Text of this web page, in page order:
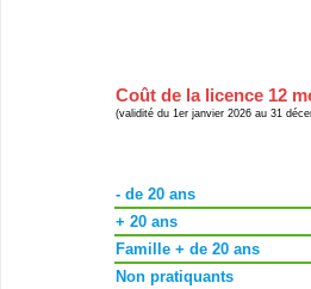
Coût de la licence 12
(validité du 1er janvier 2026 au 31
- de 20 ans
+ 20 ans
Famille + de 20 ans
Non pratiquants